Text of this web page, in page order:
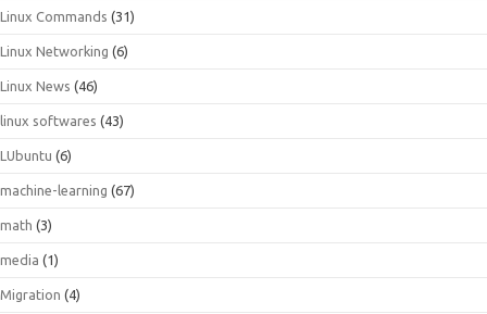
Linux Commands (31)
Linux Networking (6)
Linux News (46)
linux softwares (43)
LUbuntu (6)
machine-learning (67)
math (3)
media (1)
Migration (4)